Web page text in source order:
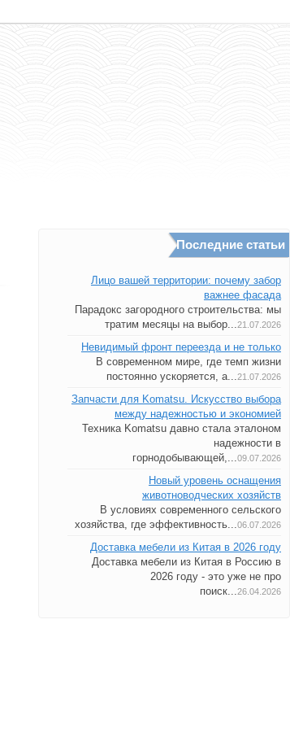
Последние статьи
Лицо вашей территории: почему забор
важнее фасада
Парадокс загородного строительства: мы
тратим месяцы на выбор...21.07.2026
Невидимый фронт переезда и не только
В современном мире, где темп жизни
постоянно ускоряется, а...21.07.2026
Запчасти для Komatsu. Искусство выбора
между надежностью и экономией
Техника Komatsu давно стала эталоном
надежности в
горнодобывающей,...09.07.2026
Новый уровень оснащения
животноводческих хозяйств
В условиях современного сельского
хозяйства, где эффективность...06.07.2026
Доставка мебели из Китая в 2026 году
Доставка мебели из Китая в Россию в
2026 году - это уже не про
поиск...26.04.2026